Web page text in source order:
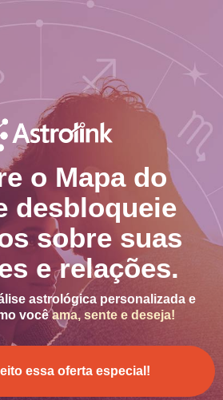
o Mapa do
desbloqueie
sobre suas
e relações.
astrológica personalizada e
vocêama, sente e deseja!
essa oferta especial!